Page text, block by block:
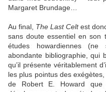
Margaret Brundage…
Au final, The Last Celtest
sans doute essentiel en son
études howardiennes
abondante bibliographie, qui
qu’il présente véritablement
les plus pointus des
de Robert E. Howard